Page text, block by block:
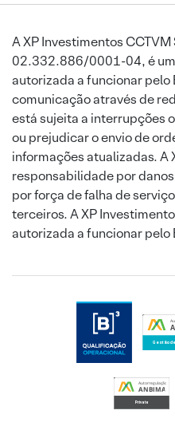
A XP Investimentos CCTVM
02.332.886/0001-04, é
autorizada a funcionar pelo
comunicação através de
está sujeita a interrupções
ou prejudicar o envio de
informações atualizadas. A
responsabilidade por
por força de falha de
terceiros. A XP
autorizada a funcionar pelo